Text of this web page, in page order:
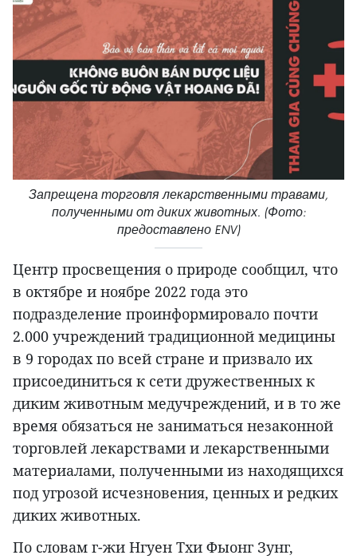
Запрещена торговля лекарственными травами,
полученными от диких животных. (Фото:
предоставлено ENV)
Центр просвещения о природе сообщил, что
в октябре и ноябре 2022 года это
подразделение проинформировало почти
2.000 учреждений традиционной медицины
в 9 городах по всей стране и призвало их
присоединиться к сети дружественных к
диким животным медучреждений, и в то же
время обязаться не заниматься незаконной
торговлей лекарствами и лекарственными
материалами, полученными из находящихся
под угрозой исчезновения, ценных и редких
диких животных.
По словам г-жи Нгуен Тхи Фыонг Зунг,